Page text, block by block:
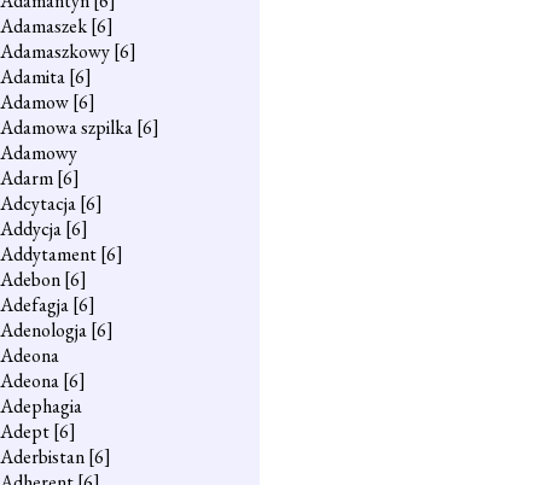
Adamaszek[6]
Adamaszkowy[6]
Adamita[6]
Adamow[6]
Adamowa szpilka[6]
Adamowy
Adarm[6]
Adcytacja[6]
Addycja[6]
Addytament[6]
Adebon[6]
Adefagja[6]
Adenologja[6]
Adeona
Adeona[6]
Adephagia
Adept[6]
Aderbistan[6]